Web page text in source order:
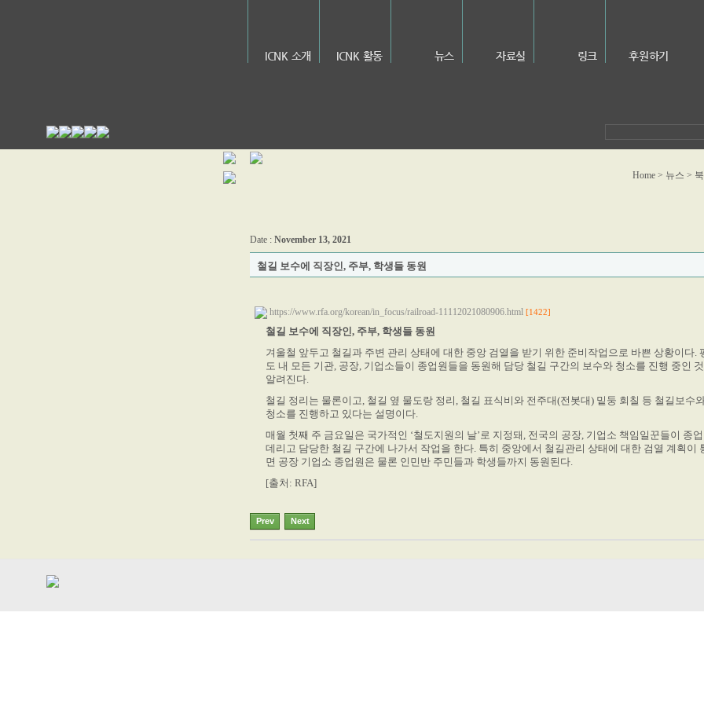
ICNK 소개 ICNK 활동 뉴스 자료실 링크 후원하기
Home > 뉴스 >
Date : November 13, 2021
철길 보수에 직장인, 주부, 학생들 동원
https://www.rfa.org/korean/in_focus/railroad-11112021080906.html [1422]
철길 보수에 직장인, 주부, 학생들 동원
겨울철 앞두고 철길과 주변 관리 상태에 대한 중앙 검열을 받기 위한 준비작업으로 바쁜 상황이다.
도 내 모든 기관, 공장, 기업소들이 종업원들을 동원해 담당 철길 구간의 보수와 청소를 진행 중인
알려진다.
철길 정리는 물론이고, 철길 옆 물도랑 정리, 철길 표식비와 전주대(전봇대) 밑둥 회칠 등 철길보수
청소를 진행하고 있다는 설명이다.
매월 첫째 주 금요일은 국가적인 ‘철도지원의 날’로 지정돼, 전국의 공장, 기업소 책임일꾼들이 종
데리고 담당한 철길 구간에 나가서 작업을 한다. 특히 중앙에서 철길관리 상태에 대한 검열 계획이
면 공장 기업소 종업원은 물론 인민반 주민들과 학생들까지 동원된다.
[출처: RFA]
Prev Next